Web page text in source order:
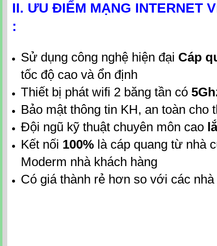
II. ƯU ĐIỂM MẠNG INTERNET
:
Sử dụng công nghệ hiện đại Cáp
tốc độ cao và ổn định
Thiết bị phát wifi 2 băng tần có
Bảo mật thông tin KH, an toàn cho
Đội ngũ kỹ thuật chuyên môn cao
Kết nối 100% là cáp quang từ nhà
Moderm nhà khách hàng
Có giá thành rẻ hơn so với các